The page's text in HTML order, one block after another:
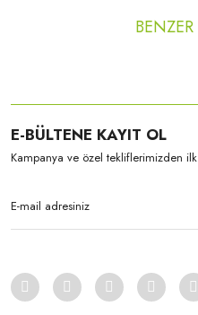
E-BÜLTENE KAYIT OL
Kampanya ve özel tekliflerimizden